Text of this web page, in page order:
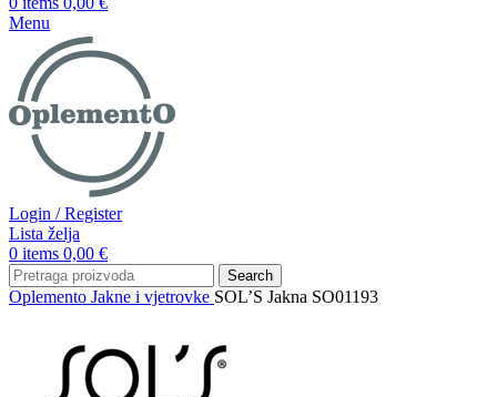
Menu
Login / Register
Lista želja
0 items 0,00 €
Search
Oplemento Jakne i vjetrovke SOL’S Jakna SO01193